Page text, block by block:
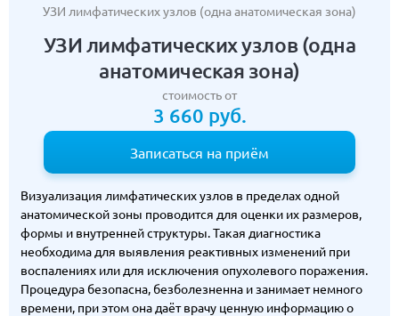
УЗИ лимфатических узлов (одна анатомическая зона)
УЗИ лимфатических узлов (одна
анатомическая зона)
стоимость от
3 660 руб.
Записаться на приём
Визуализация лимфатических узлов в пределах одной
анатомической зоны проводится для оценки их размеров,
формы и внутренней структуры. Такая диагностика
необходима для выявления реактивных изменений при
воспалениях или для исключения опухолевого поражения.
Процедура безопасна, безболезненна и занимает немного
времени, при этом она даёт врачу ценную информацию о